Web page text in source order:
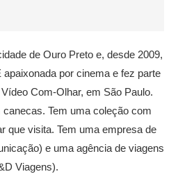
de Ouro Preto e, desde 2009,
por cinema e fez parte
Com-Olhar, em São Paulo.
Tem uma coleção com
que visita. Tem uma empresa de
e uma agência de viagens
Viagens).